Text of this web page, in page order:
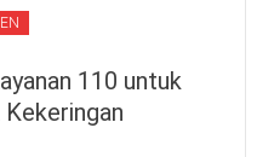
110 untuk